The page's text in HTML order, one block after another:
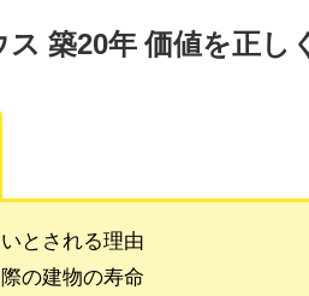
築20年 価値を正し
とされる理由
の建物の寿命